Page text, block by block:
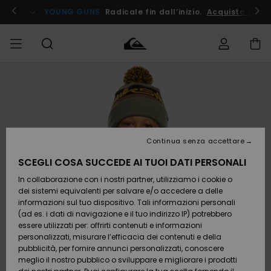
informazioni
prodotto
! YOUNG GUNS Radicale fin dall’inizio. Acquista Ora
Abbigliamento
Accessori
Calzature
e
infradito
Surf /
Acqua
Abbigliamento
Accessori
Calzature
e
infradito
Surf /
Acqua
Nuovi
Da
Scoprire
Snow
SURF
Surf Shop
Uomo
Highlights
Comunità
SNOW
Snow
Shop
Uomo
Shop
Snow
Shop
Donna
OUTLET
Outlet
Uomo
Outlet
Donna
Accedi al tuo
ordine
Spedizione
Pagamento
Buono regalo
Quiksilver
Freedom
SCEGLI COSA SUCCEDE AI TUOI DATI PERSONALI
In collaborazione con i nostri partner, utilizziamo i cookie o
dei sistemi equivalenti per salvare e/o accedere a delle
informazioni sul tuo dispositivo. Tali informazioni personali
(ad es. i dati di navigazione e il tuo indirizzo IP) potrebbero
essere utilizzati per: offrirti contenuti e informazioni
personalizzati, misurare l’efficacia dei contenuti e della
pubblicità, per fornire annunci personalizzati, conoscere
meglio il nostro pubblico o sviluppare e migliorare i prodotti
Continua senza accettare